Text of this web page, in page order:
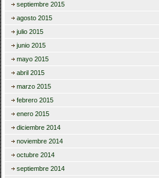
septiembre 2015
agosto 2015
julio 2015
junio 2015
mayo 2015
abril 2015
marzo 2015
febrero 2015
enero 2015
diciembre 2014
noviembre 2014
octubre 2014
septiembre 2014